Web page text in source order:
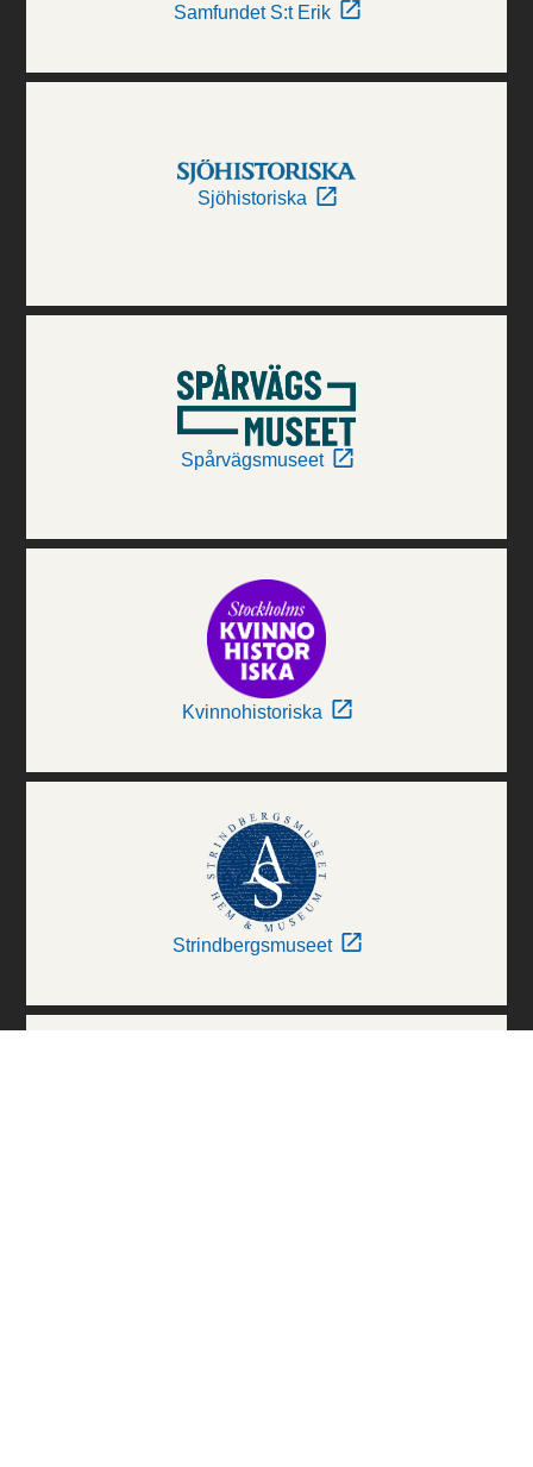
Samfundet S:t Erik
Sjöhistoriska
Spårvägsmuseet
Kvinnohistoriska
Strindbergsmuseet